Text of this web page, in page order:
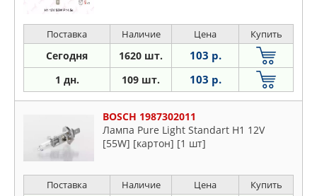
Поставка Наличие Цена Купить
Сегодня 1620 шт. 103 р.
1 дн. 109 шт. 103 р.
BOSCH 1987302011
Лампа Pure Light Standart H1 12V
[55W] [картон] [1 шт]
Поставка Наличие Цена Купить